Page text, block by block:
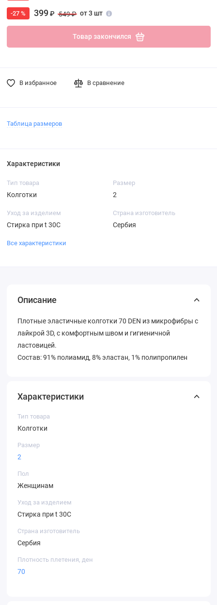
-27 % 399₽ 549 ₽ от 3 шт
Товар закончился
В избранное В сравнение
Таблица размеров
Характеристики
Тип товара
Колготки
Размер
2
Уход за изделием
Стирка при t 30С
Страна изготовитель
Сербия
Все характеристики
Описание
Плотные эластичные колготки 70 DEN из микрофибры с
лайкрой 3D, с комфортным швом и гигиеничной
ластовицей.
Состав: 91% полиамид, 8% эластан, 1% полипропилен
Характеристики
Тип товара
Колготки
Размер
2
Пол
Женщинам
Уход за изделием
Стирка при t 30С
Страна изготовитель
Сербия
Плотность плетения, ден
70